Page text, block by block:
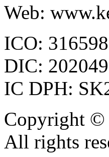
Web:
ICO:
DIC:
IC DPH:
Copyright
All rights